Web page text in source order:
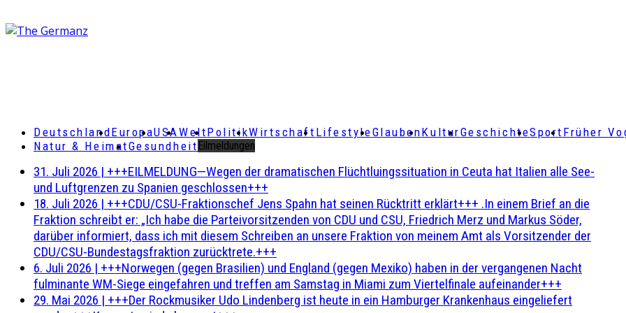
DeutschlandEuropaUSAWeltPolitikWirtschaft LifestyleGlaubenKulturGeschichteSport Früher
Natur & HeimatGesundheit Eilmeldungen
31. Juli 2026 | +++EILMELDUNG—Wegen der dramatischen Flüchtluingssituation in Ceuta hat Italien alle See-
und Luftgrenzen zu Spanien geschlossen+++
18. Juli 2026 | +++CDU/CSU-Fraktionschef Jens Spahn hat seinen Rücktritt erklärt+++ .In einem Brief an die
Fraktion schreibt er: „Ich habe die Parteivorsitzenden von CDU und CSU, Friedrich Merz und Markus Söder,
darüber informiert, dass ich mit diesem Schreiben an unsere Fraktion von meinem Amt als Vorsitzender der
CDU/CSU-Bundestagsfraktion zurücktrete.+++
6. Juli 2026 | +++Norwegen (gegen Brasilien) und England (gegen Mexiko) haben in der vergangenen Nacht
fulminante WM-Siege eingefahren und treffen am Samstag in Miami zum Viertelfinale aufeinander+++
29. Mai 2026 | +++Der Rockmusiker Udo Lindenberg ist heute in ein Hamburger Krankenhaus eingeliefert